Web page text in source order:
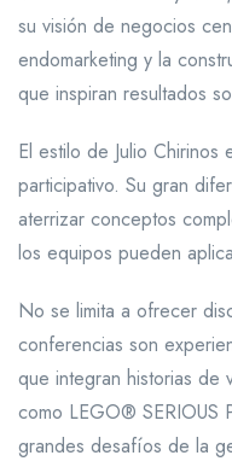
su visión de negocios
endomarketing y la
que inspiran resultados
El estilo de Julio Chirinos
participativo. Su gran
aterrizar conceptos
los equipos pueden
No se limita a ofrecer
conferencias son
que integran historias de
como LEGO® SERIOUS
grandes desafíos de la